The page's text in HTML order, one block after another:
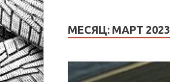
МЕСЯЦ: МАРТ 2023